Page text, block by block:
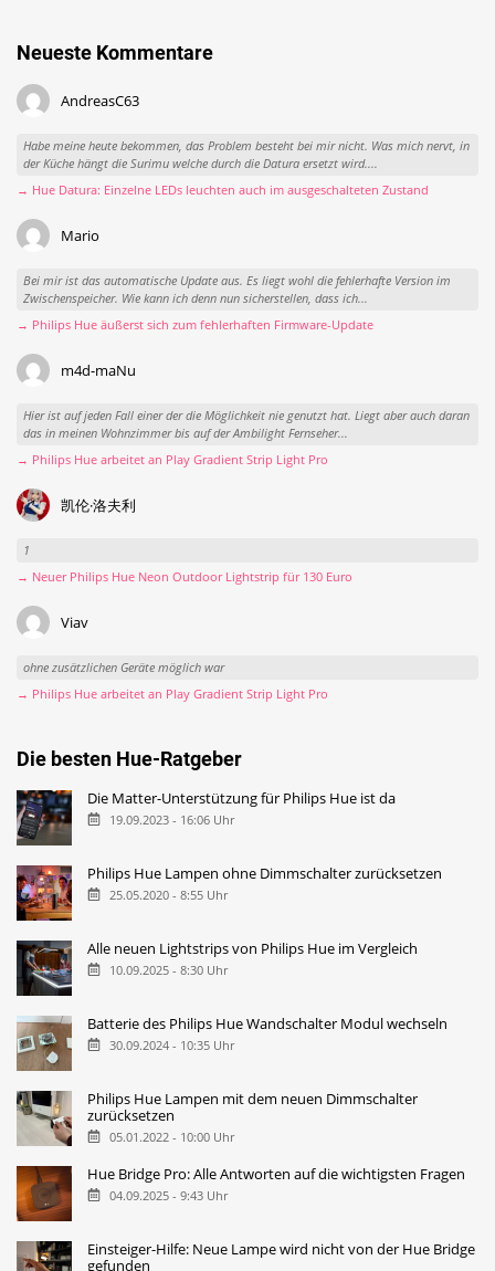
Neueste Kommentare
AndreasC63
Habe meine heute bekommen, das Problem besteht bei mir nicht. Was mich nervt, in
der Küche hängt die Surimu welche durch die Datura ersetzt wird....
→ Hue Datura: Einzelne LEDs leuchten auch im ausgeschalteten Zustand
Mario
Bei mir ist das automatische Update aus. Es liegt wohl die fehlerhafte Version im
Zwischenspeicher. Wie kann ich denn nun sicherstellen, dass ich...
→ Philips Hue äußerst sich zum fehlerhaften Firmware-Update
m4d-maNu
Hier ist auf jeden Fall einer der die Möglichkeit nie genutzt hat. Liegt aber auch daran
das in meinen Wohnzimmer bis auf der Ambilight Fernseher...
→ Philips Hue arbeitet an Play Gradient Strip Light Pro
凯伦·洛夫利
1
→ Neuer Philips Hue Neon Outdoor Lightstrip für 130 Euro
Viav
ohne zusätzlichen Geräte möglich war
→ Philips Hue arbeitet an Play Gradient Strip Light Pro
Die besten Hue-Ratgeber
Die Matter-Unterstützung für Philips Hue ist da
19.09.2023 - 16:06 Uhr
Philips Hue Lampen ohne Dimmschalter zurücksetzen
25.05.2020 - 8:55 Uhr
Alle neuen Lightstrips von Philips Hue im Vergleich
10.09.2025 - 8:30 Uhr
Batterie des Philips Hue Wandschalter Modul wechseln
30.09.2024 - 10:35 Uhr
Philips Hue Lampen mit dem neuen Dimmschalter
zurücksetzen
05.01.2022 - 10:00 Uhr
Hue Bridge Pro: Alle Antworten auf die wichtigsten Fragen
04.09.2025 - 9:43 Uhr
Einsteiger-Hilfe: Neue Lampe wird nicht von der Hue Bridge
gefunden